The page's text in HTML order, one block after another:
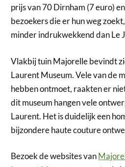
prijs van 70 Dirnham (7 euro)
bezoekers die er hun weg
minder indrukwekkend dan Le
Vlakbij tuin Majorelle bevindt
Laurent Museum. Vele van de
hebben ontmoet, raakten er
dit museum hangen vele
Laurent. Het is duidelijk een
bijzondere haute couture
Bezoek de websites van